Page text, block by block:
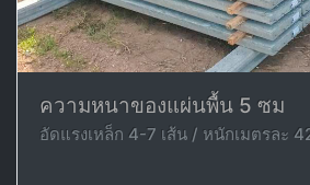
ความหนาของแผ่นพื้น 5 ซม
อัดแรงเหล็ก 4-7 เส้น / หนักเมตรละ